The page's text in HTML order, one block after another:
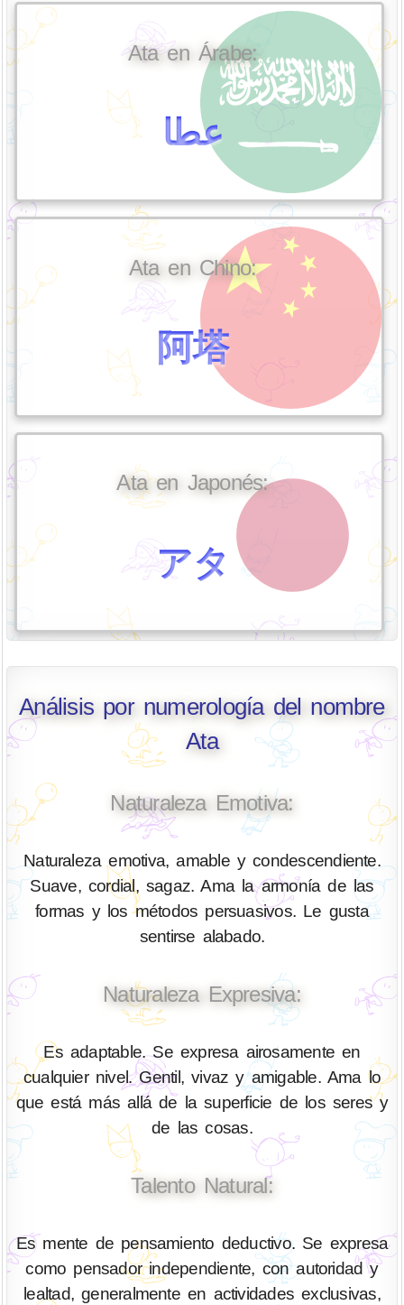
Ata en Árabe:
عطا
Ata en Chino:
阿塔
Ata en Japonés:
アタ
Análisis por numerología del nombre
Ata
Naturaleza Emotiva:
Naturaleza emotiva, amable y condescendiente.
Suave, cordial, sagaz. Ama la armonía de las
formas y los métodos persuasivos. Le gusta
sentirse alabado.
Naturaleza Expresiva:
Es adaptable. Se expresa airosamente en
cualquier nivel. Gentil, vivaz y amigable. Ama lo
que está más allá de la superficie de los seres y
de las cosas.
Talento Natural:
Es mente de pensamiento deductivo. Se expresa
como pensador independiente, con autoridad y
lealtad, generalmente en actividades exclusivas,